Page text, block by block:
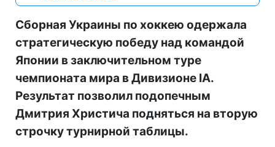
Сборная Украины по хоккею одержала
стратегическую победу над командой
Японии в заключительном туре
чемпионата мира в Дивизионе IA.
Результат позволил подопечным
Дмитрия Христича подняться на вторую
строчку турнирной таблицы.